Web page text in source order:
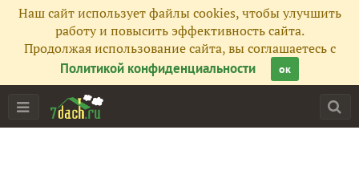
Наш сайт использует файлы cookies, чтобы улучшить
работу и повысить эффективность сайта.
Продолжая использование сайта, вы соглашаетесь с
Политикой конфиденциальности
ок